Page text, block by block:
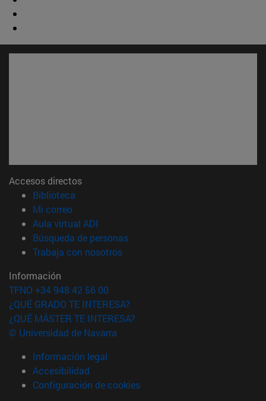
Accesos directos
Biblioteca
Mi correo(abre en nueva ventana)
Aula virtual ADI
Búsqueda de personas(abre en nueva ventana)
Trabaja con nosotros(abre en nueva ventana)
Información
TFNO +34 948 42 56 00
¿QUÉ GRADO TE INTERESA?
¿QUÉ MÁSTER TE INTERESA?
© Universidad de Navarra
Información legal
Accesibilidad
Configuración de cookies